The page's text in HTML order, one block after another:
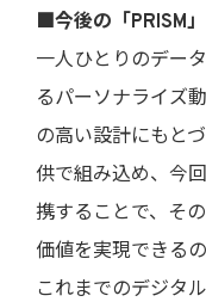
■今後の「PRISM
一人ひとりのデー
るパーソナライズ
の高い設計にもと
供で組み込め、今
携することで、そ
価値を実現できる
これまでのデジタ